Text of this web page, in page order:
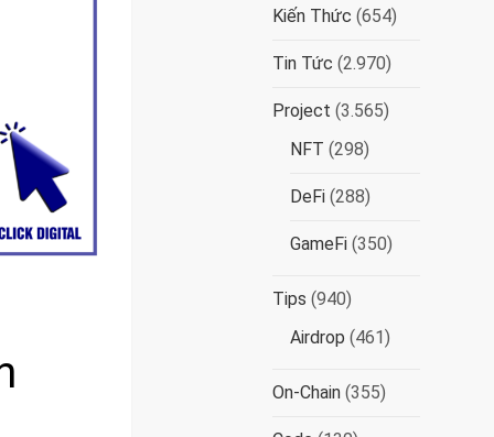
Kiến Thức (654)
Tin Tức (2.970)
Project (3.565)
NFT (298)
DeFi (288)
GameFi (350)
Tips (940)
Airdrop (461)
On-Chain (355)